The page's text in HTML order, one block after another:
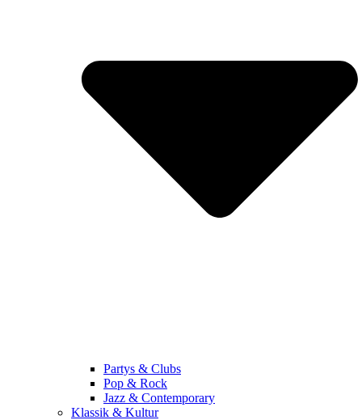
Partys & Clubs
Pop & Rock
Jazz & Contemporary
Klassik & Kultur